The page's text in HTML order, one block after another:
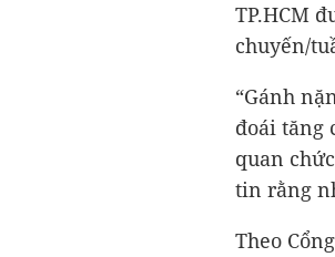
TP.HCM
chuyến/
“Gánh
đoái tăng
quan
tin rằng
Theo